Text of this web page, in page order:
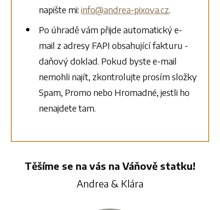
napište mi:info@andrea-pixova.cz.
Po úhradě vám přijde automatický e-
mail z adresy FAPI obsahující fakturu -
daňový doklad. Pokud byste e-mail
nemohli najít, zkontrolujte prosím složky
Spam, Promo nebo Hromadné, jestli ho
nenajdete tam.
Těšíme se na vás na Váňově statku!
Andrea & Klára